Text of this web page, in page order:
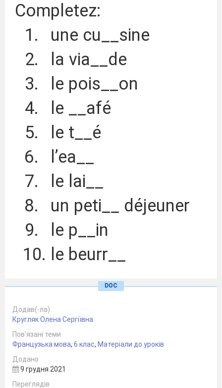
Completez:
une cu__sine
la via__de
le pois__on
le __afé
le t__é
l’ea__
le lai__
un peti__ déjeuner
le p__in
le beurr__
Repondez aux questions
et puis regardez les
images:
Où se trouve vitamine A?
DOC
Додав(-ла)
Кругляк Олена Сергіївна
Пов’язані теми
Французька мова, 6 клас, Матеріали до уроків
Додано
9 грудня 2021
Переглядів